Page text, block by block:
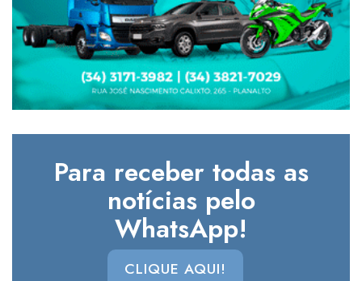
Para receber todas as
notícias pelo
WhatsApp!
CLIQUE AQUI!